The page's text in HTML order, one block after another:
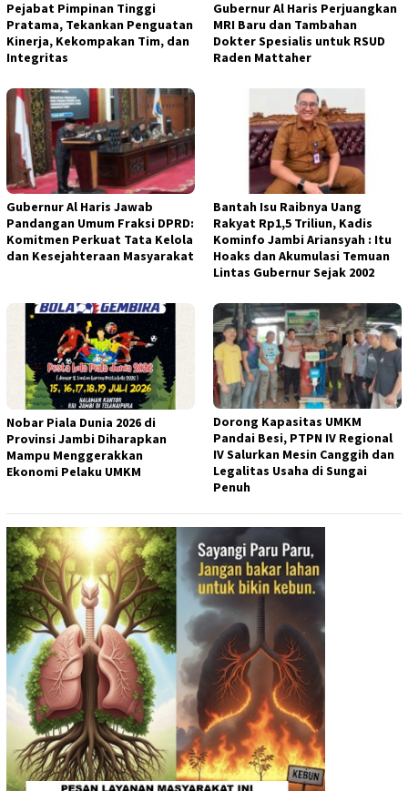
Pejabat Pimpinan Tinggi
Pratama, Tekankan Penguatan
Kinerja, Kekompakan Tim, dan
Integritas
Gubernur Al Haris Perjuangkan
MRI Baru dan Tambahan
Dokter Spesialis untuk RSUD
Raden Mattaher
Gubernur Al Haris Jawab
Pandangan Umum Fraksi DPRD:
Komitmen Perkuat Tata Kelola
dan Kesejahteraan Masyarakat
Bantah Isu Raibnya Uang
Rakyat Rp1,5 Triliun, Kadis
Kominfo Jambi Ariansyah : Itu
Hoaks dan Akumulasi Temuan
Lintas Gubernur Sejak 2002
Nobar Piala Dunia 2026 di
Provinsi Jambi Diharapkan
Mampu Menggerakkan
Ekonomi Pelaku UMKM
Dorong Kapasitas UMKM
Pandai Besi, PTPN IV Regional
IV Salurkan Mesin Canggih dan
Legalitas Usaha di Sungai
Penuh